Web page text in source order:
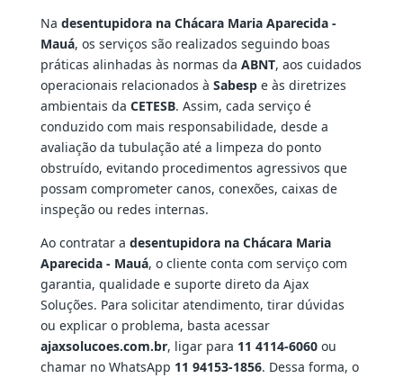
Na desentupidora na Chácara Maria Aparecida -
Mauá, os serviços são realizados seguindo boas
práticas alinhadas às normas da ABNT, aos cuidados
operacionais relacionados à Sabespe às diretrizes
ambientais da CETESB. Assim, cada serviço é
conduzido com mais responsabilidade, desde a
avaliação da tubulação até a limpeza do ponto
obstruído, evitando procedimentos agressivos que
possam comprometer canos, conexões, caixas de
inspeção ou redes internas.
Ao contratar a desentupidora na Chácara Maria
Aparecida - Mauá, o cliente conta com serviço com
garantia, qualidade e suporte direto da Ajax
Soluções. Para solicitar atendimento, tirar dúvidas
ou explicar o problema, basta acessar
ajaxsolucoes.com.br, ligar para 11 4114-6060ou
chamar no WhatsApp 11 94153-1856. Dessa forma, o